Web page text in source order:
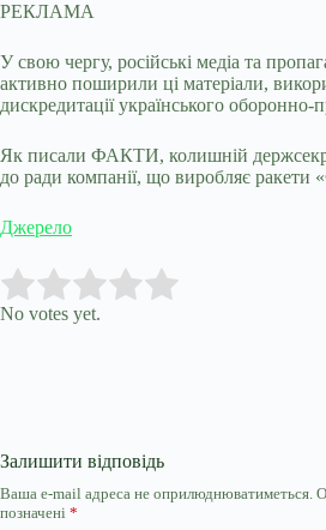
РЕКЛАМА
У свою чергу, російські медіа та
активно поширили ці матеріали,
дискредитації українського
Як писали ФАКТИ, колишній
до ради компанії, що виробляє ракети
Джерело
Rate this item:
No votes yet.
Залишити відповідь
Ваша e-mail адреса не оприлюднюватиметься.
позначені *